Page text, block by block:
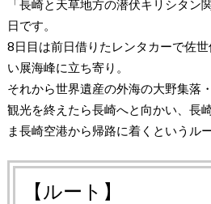
「長崎と天草地方の潜伏キリシタン
日です。
8日目は前日借りたレンタカーで佐
い展海峰に立ち寄り。
それから世界遺産の外海の大野集落
観光を終えたら長崎へと向かい、長
ま長崎空港から帰路に着くというル
【ルート】